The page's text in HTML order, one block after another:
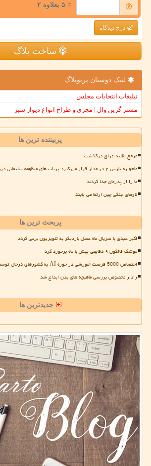
= ۵ بعلاوه ۲
درج دیدگاه
ساخت بلاگ
لینک دوستان پرتوبلاگ
تبلیغات انتخابات مجلس
مستر گرین وال | مجری و طراح انواع دیوار سبز
پربیننده ترین ها
مرجع تقلید عراق درگذشت
ماهواره پارس ۲ در مدار قرار می گیرد پرتاب های منظومه سلیمانی در۱۴۰۵
ما را از پدرمان جدا کردند
ناوهای جنگی چین ارتقا می یابند
پربحث ترین ها
اکبر عبدی با سریال ماه عسل باردیگر به تلویزیون برمی گردد
موشک فالکون ۹ دقایقی پیش با ماه برخورد کرد
اختصاص 5000 فرصت آموزشی در حوزه AI به کشورهای درحال توسعه
رادار مخصوص بررسی ماهیچه های بدن ابداع شد
جدیدترین ها